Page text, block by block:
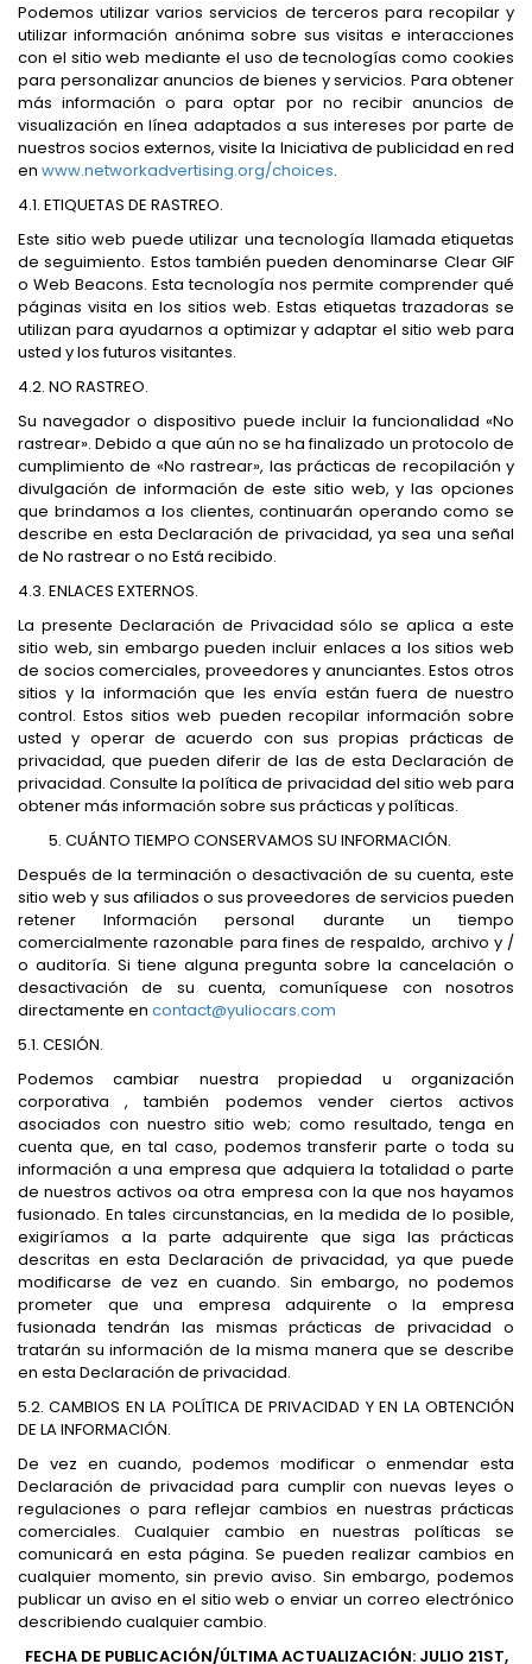
Podemos utilizar varios servicios de terceros para recopilar y
utilizar información anónima sobre sus visitas e interacciones
con el sitio web mediante el uso de tecnologías como cookies
para personalizar anuncios de bienes y servicios. Para obtener
más información o para optar por no recibir anuncios de
visualización en línea adaptados a sus intereses por parte de
nuestros socios externos, visite la Iniciativa de publicidad en red
en www.networkadvertising.org/choices.
4.1. ETIQUETAS DE RASTREO.
Este sitio web puede utilizar una tecnología llamada etiquetas
de seguimiento. Estos también pueden denominarse Clear GIF
o Web Beacons. Esta tecnología nos permite comprender qué
páginas visita en los sitios web. Estas etiquetas trazadoras se
utilizan para ayudarnos a optimizar y adaptar el sitio web para
usted y los futuros visitantes.
4.2. NO RASTREO.
Su navegador o dispositivo puede incluir la funcionalidad «No
rastrear». Debido a que aún no se ha finalizado un protocolo de
cumplimiento de «No rastrear», las prácticas de recopilación y
divulgación de información de este sitio web, y las opciones
que brindamos a los clientes, continuarán operando como se
describe en esta Declaración de privacidad, ya sea una señal
de No rastrear o no Está recibido.
4.3. ENLACES EXTERNOS.
La presente Declaración de Privacidad sólo se aplica a este
sitio web, sin embargo pueden incluir enlaces a los sitios web
de socios comerciales, proveedores y anunciantes. Estos otros
sitios y la información que les envía están fuera de nuestro
control. Estos sitios web pueden recopilar información sobre
usted y operar de acuerdo con sus propias prácticas de
privacidad, que pueden diferir de las de esta Declaración de
privacidad. Consulte la política de privacidad del sitio web para
obtener más información sobre sus prácticas y políticas.
CUÁNTO TIEMPO CONSERVAMOS SU INFORMACIÓN.
Después de la terminación o desactivación de su cuenta, este
sitio web y sus afiliados o sus proveedores de servicios pueden
retener Información personal durante un tiempo
comercialmente razonable para fines de respaldo, archivo y /
o auditoría. Si tiene alguna pregunta sobre la cancelación o
desactivación de su cuenta, comuníquese con nosotros
directamente en contact@yuliocars.com
5.1. CESIÓN.
Podemos cambiar nuestra propiedad u organización
corporativa , también podemos vender ciertos activos
asociados con nuestro sitio web; como resultado, tenga en
cuenta que, en tal caso, podemos transferir parte o toda su
información a una empresa que adquiera la totalidad o parte
de nuestros activos oa otra empresa con la que nos hayamos
fusionado. En tales circunstancias, en la medida de lo posible,
exigiríamos a la parte adquirente que siga las prácticas
descritas en esta Declaración de privacidad, ya que puede
modificarse de vez en cuando. Sin embargo, no podemos
prometer que una empresa adquirente o la empresa
fusionada tendrán las mismas prácticas de privacidad o
tratarán su información de la misma manera que se describe
en esta Declaración de privacidad.
5.2. CAMBIOS EN LA POLÍTICA DE PRIVACIDAD Y EN LA OBTENCIÓN
DE LA INFORMACIÓN.
De vez en cuando, podemos modificar o enmendar esta
Declaración de privacidad para cumplir con nuevas leyes o
regulaciones o para reflejar cambios en nuestras prácticas
comerciales. Cualquier cambio en nuestras políticas se
comunicará en esta página. Se pueden realizar cambios en
cualquier momento, sin previo aviso. Sin embargo, podemos
publicar un aviso en el sitio web o enviar un correo electrónico
describiendo cualquier cambio.
FECHA DE PUBLICACIÓN/ÚLTIMA ACTUALIZACIÓN: JULIO 21ST,